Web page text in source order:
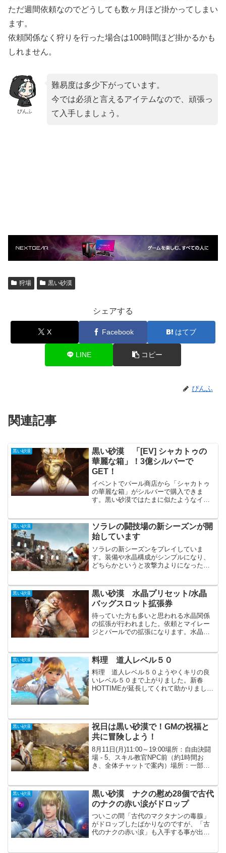
ただ週間依頼なのでどうしても数ヶ月ほど掛かってしまい
ます。
依頼関係なく狩りを行った場合は100時間ほど掛かるかも
しれません。
ぴんふ
難易度は多少下がっています。
今では必須と言えるアイテムなので、頑張っ
て入手しましょう。
狩場 黒い砂漠
シェアする
X Facebook はてブ
LINE コピー
ぴんふ
関連記事
黒い砂漠
黒い砂漠 「[EV] シャカトゥの
華麗な箱」！3億シルバーで
GET！
イベントでパール商店から「シャカトゥ
の華麗な箱」がシルバーで購入できま
す。黒い砂漠ではたまに似たようなイベ
イベントになってしまっています。運営
さんもそこの辺りは分かって...
黒い砂漠
ソラレの闘技場の新シーズンが開
始しています
ソラレの新シーズンをプレイしていま
す。装備や水晶構成がシンプルになり、
どちらかというと攻撃力よりになったと
今回から勝利ポーズが増えました
が・・・必要でしょうか？あまり...
黒い砂漠
黒い砂漠 水晶プリセット/水晶
バッグスロット拡張券
待っていた方も多いと思われる水晶関係
の拡張が行われました。依頼とマイレー
ジとパールでの拡張になります。水晶の
晶自体も少なったです。今回の拡張によ
り、利便性が大幅に向上し...
黒い砂漠 料理 道人レベル５０
料理 道人レベル５０ようやくキリの良
いレベル５０まで上がりました。新春
HOTTIMEが延長してくれて助かりまし
は素材集めからになるの...
黒い砂漠
祝日は黒い砂漠で！GMの祝福と
共に冒険しよう！
8月11日(月)11:00～19:00場所：自由決闘
場 - 5、スキル教官NPC前（約1時間お
き、全体チャットで案内）場所：一部の
ちょっと微妙です。ですが、HOTTI...
黒い砂漠
黒い砂漠 ナクの慰め28個で古代
のナクの赤い涙がドロップ
ついこの間「古代のマクタナンの毒腺」
がドロップしたばかりなのですが、「古
代のナクの赤い涙」も入手する事が出来